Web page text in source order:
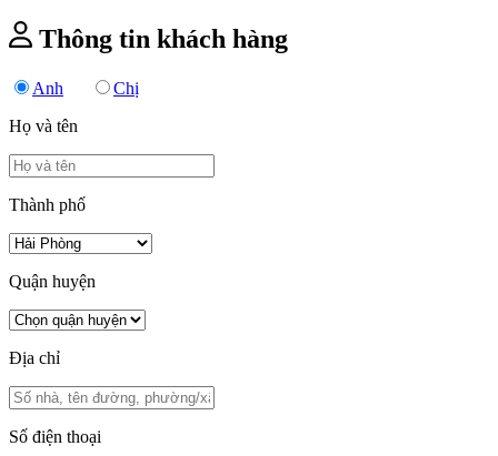
Thông tin khách hàng
Anh
Chị
Họ và tên
Thành phố
Quận huyện
Địa chỉ
Số điện thoại